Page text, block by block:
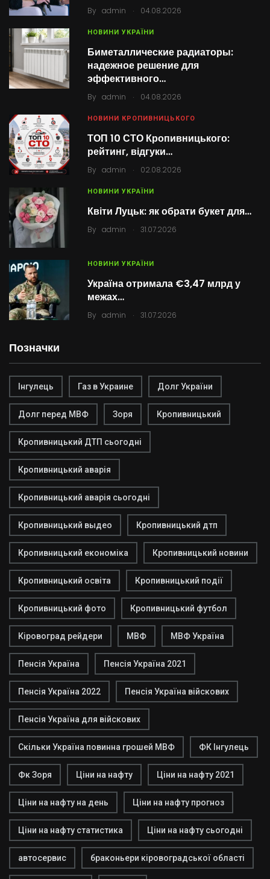
By admin . 04.08.2026
НОВИНИ УКРАЇНИ
Биметаллические радиаторы:
надежное решение для
эффективного…
By admin . 04.08.2026
НОВИНИ КРОПИВНИЦЬКОГО
ТОП 10 СТО Кропивницького:
рейтинг, відгуки…
By admin . 02.08.2026
НОВИНИ УКРАЇНИ
Квіти Луцьк: як обрати букет для…
By admin . 31.07.2026
НОВИНИ УКРАЇНИ
Україна отримала €3,47 млрд у
межах…
By admin . 31.07.2026
Позначки
Інгулець Газ в Украине Долг України
Долг перед МВФ Зоря Кропивницький
Кропивницький ДТП сьогодні
Кропивницький аварія
Кропивницький аварія сьогодні
Кропивницький выдео Кропивницький дтп
Кропивницький економіка Кропивницький новини
Кропивницький освіта Кропивницький події
Кропивницький фото Кропивницький футбол
Кіровоград рейдери МВФ МВФ Україна
Пенсія Україна Пенсія Україна 2021
Пенсія Україна 2022 Пенсія Україна війскових
Пенсія Україна для війскових
Скільки Україна повинна грошей МВФ ФК Інгулець
Фк Зоря Ціни на нафту Ціни на нафту 2021
Ціни на нафту на день Ціни на нафту прогноз
Ціни на нафту статистика Ціни на нафту сьогодні
автосервис браконьери кіровоградської області